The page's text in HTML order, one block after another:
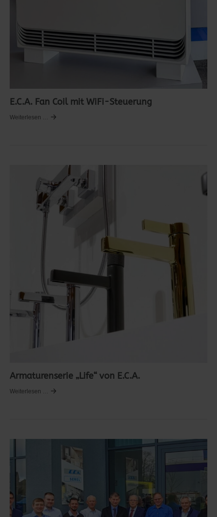
E.C.A. Fan Coil mit WiFi-Steuerung
Weiterlesen …
Armaturenserie „Life“ von E.C.A.
Weiterlesen …